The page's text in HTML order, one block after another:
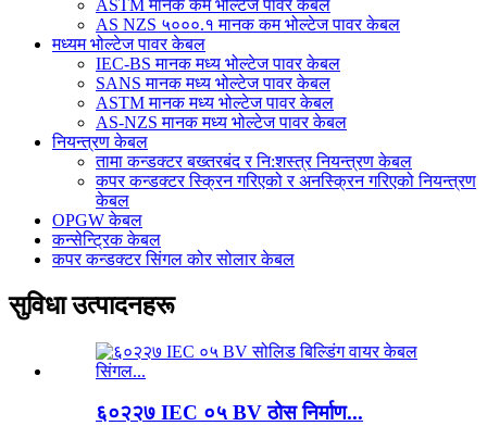
ASTM मानक कम भोल्टेज पावर केबल
AS NZS ५०००.१ मानक कम भोल्टेज पावर केबल
मध्यम भोल्टेज पावर केबल
IEC-BS मानक मध्य भोल्टेज पावर केबल
SANS मानक मध्य भोल्टेज पावर केबल
ASTM मानक मध्य भोल्टेज पावर केबल
AS-NZS मानक मध्य भोल्टेज पावर केबल
नियन्त्रण केबल
तामा कन्डक्टर बख्तरबंद र नि:शस्त्र नियन्त्रण केबल
कपर कन्डक्टर स्क्रिन गरिएको र अनस्क्रिन गरिएको नियन्त्रण
केबल
OPGW केबल
कन्सेन्ट्रिक केबल
कपर कन्डक्टर सिंगल कोर सोलार केबल
सुविधा उत्पादनहरू
६०२२७ IEC ०५ BV ठोस निर्माण...